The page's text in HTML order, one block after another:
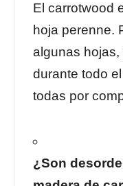
El carrotwood
hoja perenne.
algunas
durante todo
todas por
¿Son